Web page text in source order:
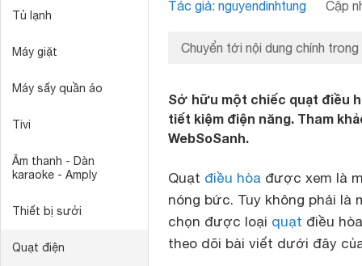
Tủ lạnh
Máy giặt
Máy sấy quần áo
Tivi
Âm thanh - Dàn
karaoke - Amply
Thiết bị sưởi
Quạt điện
Tác giả: nguyendinhtung Cập
Chuyển tới nội dung chính trong
Sở hữu một chiếc quạt điều
tiết kiệm điện năng. Tham
WebSoSanh.
Quạt điều hòa được xem là
nóng bức. Tuy không phải
chọn được loại quạt điều
theo dõi bài viết dưới đây